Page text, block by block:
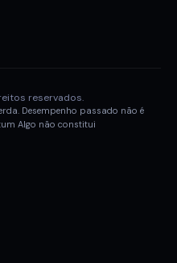
reservados.
Desempenho passado não é
Algo não constitui